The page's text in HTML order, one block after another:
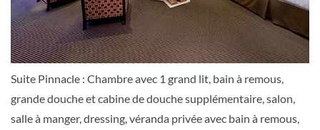
Suite
Suite Neptune
Suite Pinnacle : Chambre avec 1 grand lit, bain à remous,
grande douche et cabine de douche supplémentaire, salon,
salle à manger, dressing, véranda privée avec bain à remous,